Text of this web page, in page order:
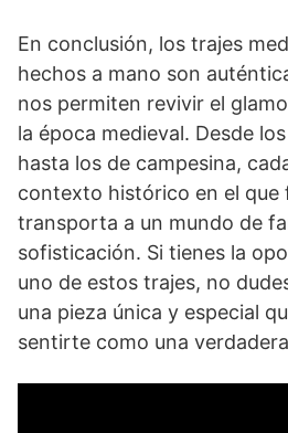
En conclusión, los ‌trajes
hechos a mano son⁣
nos permiten revivir el
la época medieval. Desde
hasta los de campesina,
contexto histórico en el que
transporta a‍ un mundo de
sofisticación. Si ​tienes la
uno⁣ de estos trajes, no
una pieza única y especial
sentirte como una